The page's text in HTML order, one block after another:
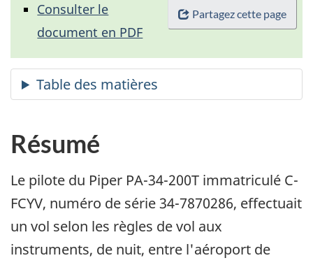
Partagez cette page
Consulter le
document en PDF
Résumé
Le pilote du Piper PA-34-200T immatriculé C-
FCYV, numéro de série 34-7870286, effectuait
un vol selon les règles de vol aux
instruments, de nuit, entre l'aéroport de